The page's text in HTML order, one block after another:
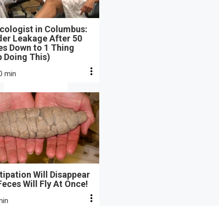
in Columbus:
Leakage After 50
Down to 1 Thing
Doing This)
min
Will Disappear
Will Fly At Once!